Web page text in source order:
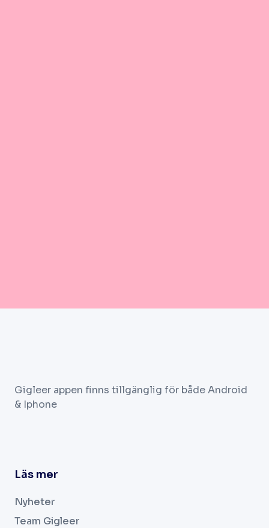
Gigleer appen finns tillgänglig för både Android
& Iphone
Läs mer
Nyheter
Team Gigleer